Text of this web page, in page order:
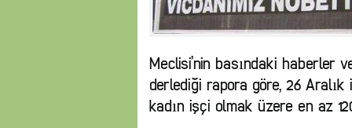
Meclisi’nin basındaki haberler
derlediği rapora göre, 26 Aralık
kadın işçi olmak üzere en az